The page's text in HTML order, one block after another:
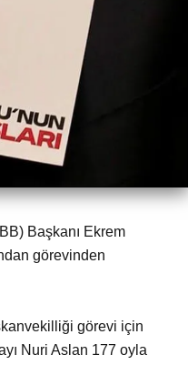
Başkanı Ekrem
görevinden
görevi için
Nuri Aslan 177 oyla